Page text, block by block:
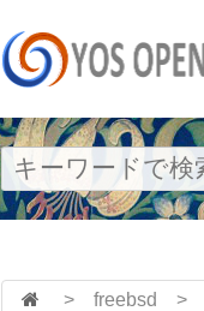
> freebsd >